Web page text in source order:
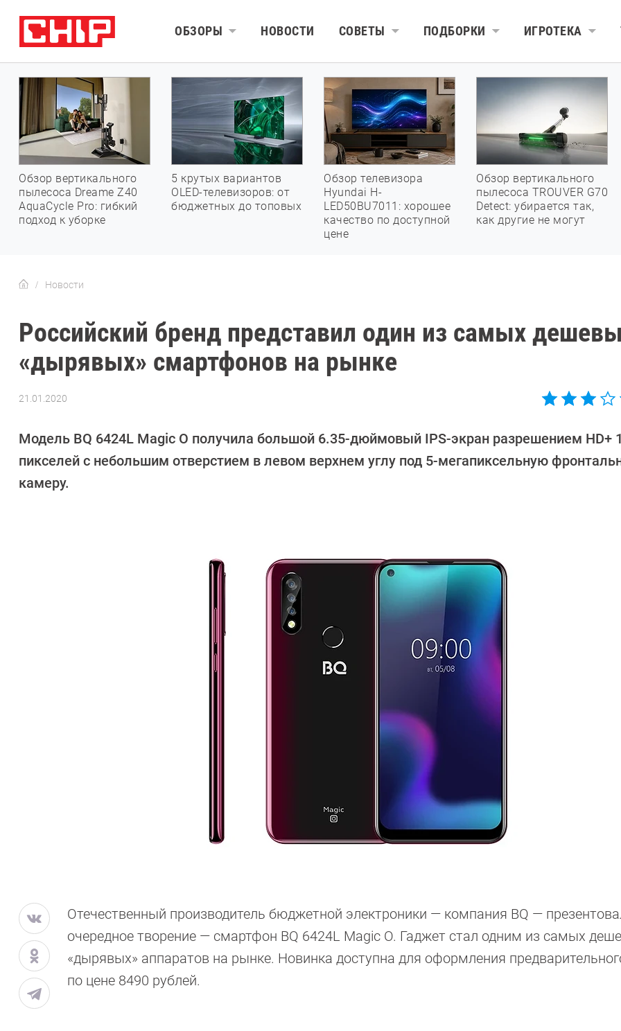
ОБЗОРЫ НОВОСТИ СОВЕТЫ ПОДБОРКИ ИГРОТЕКА
Обзор вертикального
пылесоса Dreame Z40
AquaCycle Pro: гибкий
подход к уборке
5 крутых вариантов
OLED-телевизоров: от
бюджетных до топовых
Обзор телевизора
Hyundai H-
LED50BU7011: хорошее
качество по доступной
цене
Обзор вертикального
пылесоса TROUVER G70
Detect: убирается так,
как другие не могут
Новости
Российский бренд представил один из самых
«дырявых» смартфонов на рынке
21.01.2020
Кошик
Модель BQ 6424L Magic O получила большой 6.35-дюймовый IPS-экран разрешением HD+
пикселей с небольшим отверстием в левом верхнем углу под 5-мегапиксельную
камеру.
Отечественный производитель бюджетной электроники — компания BQ —
очередное творение — смартфон BQ 6424L Magic O. Гаджет стал одним из самых
«дырявых» аппаратов на рынке. Новинка доступна для оформления
по цене 8490 рублей.